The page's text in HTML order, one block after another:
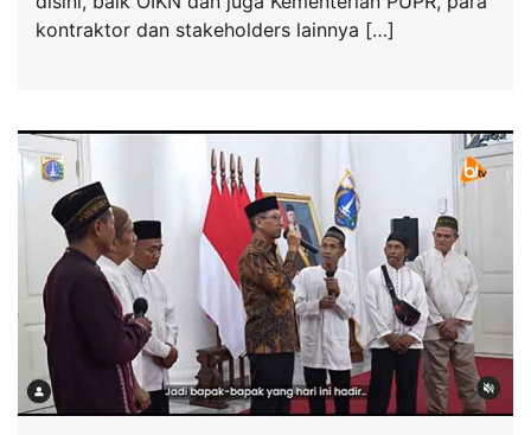
kontraktor dan stakeholders lainnya […]